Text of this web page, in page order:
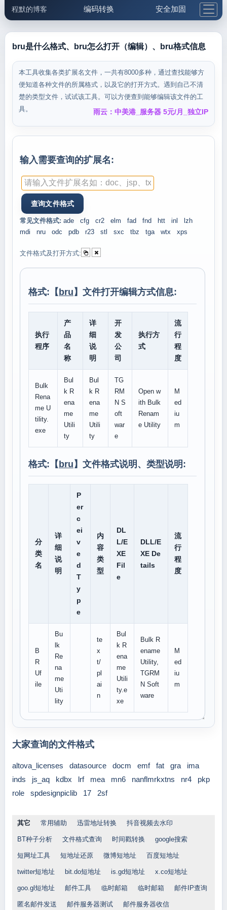
程默的博客 编码转换 安全加固
邮件工具 生活便民 更多工具
5.1支付宝大红包
bru是什么格式、bru怎么打开（编辑）、bru格式信息
本工具收集各类扩展名文件，一共有8000多种，通过查找能够方
便知道各种文件的所属格式，以及它的打开方式。遇到自己不清
楚的类型文件，试试该工具。可以方便查到能够编辑该文件的工
具。
雨云：中美港_服务器 5元/月_独立IP
输入需要查询的扩展名:
常见文件格式: ade cfg cr2 elm fad fnd htt inl
lzh
mdi
nru odc pdb r23 stl sxc tbz tga wtx xps
文件格式及打开方式:
格式:【 bru 】文件打开编辑方式信息:
执行
程序
产
品
名
称
详
细
说
明
开
发
公
司
执行方
式
流
行
程
度
Bulk
Rena
me U
tility.
exe
Bul
k R
ena
me
Utili
ty
Bul
k R
ena
me
Utili
ty
TG
RM
N S
oft
war
e
Open w
ith Bulk
Renam
e Utility
M
ed
iu
m
格式:【 bru 】文件格式说明、类型说明:
分
类
名
详
细
说
明
P
er
c
ei
v
e
d
T
y
p
e
内
容
类
型
DL
L/E
XE
Fil
e
DLL/E
XE De
tails
流
行
程
度
B
R
Uf
ile
Bu
lk
Re
na
me
Uti
lity
te
x
t/
pl
ai
n
Bul
k R
ena
me
Utili
ty.e
xe
Bulk R
ename
Utility,
TGRM
N Soft
ware
M
ed
iu
m
大家查询的文件格式
altova_licenses datasource docm emf fat gra
ima
inds
js_aq kdbx lrf mea mn6 nanflmrkxtns nr4
pkp
role
spdesignpiclib 17 2sf
其它 常用辅助 迅雷地址转换 抖音视频去水印
BT种子分析 文件格式查询 时间戳转换 google搜索
短网址工具 短地址还原 微博短地址 百度短地址
twitter短地址 bit.do短地址 is.gd短地址 x.co短地址
goo.gl短地址 邮件工具 临时邮箱 临时邮箱 邮件IP查询
匿名邮件发送 邮件服务器测试 邮件服务器收信